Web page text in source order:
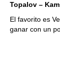
Topalov –
El favorito es
ganar con un